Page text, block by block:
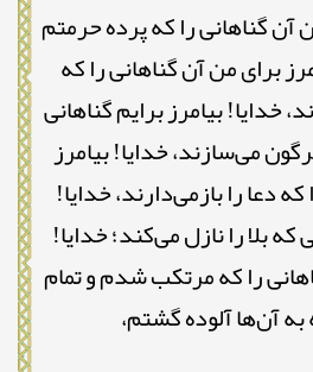
آن گناهانی را که پرده حرمتم
برای من آن گناهانی را که
خدایا! بیامرز برایم گناهانی
می‌سازند، خدایا! بیامرز
دعا را بازمی‌دارند، خدایا!
که بلا را نازل می‌کند؛ خدایا!
را که مرتکب شدم و تمام
آن‌ها آلوده گشتم،